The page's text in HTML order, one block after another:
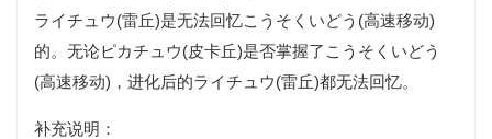
ライチュウ(雷丘)是无法回忆こうそくいどう (高速移动)
的。无论ピカチュウ(皮卡丘)是否掌握了 こうそくいどう
(高速移动)，进化后的ライチュウ(雷丘)都无法回忆。
补充说明：